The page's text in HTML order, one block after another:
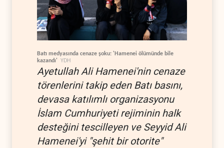
Batı medyasında cenaze şoku: 'Hamenei ölümünde bile
kazandı' YDH
Ayetullah Ali Hamenei'nin cenaze
törenlerini takip eden Batı basını,
devasa katılımlı organizasyonu
İslam Cumhuriyeti rejiminin halk
desteğini tescilleyen ve Seyyid Ali
Hamenei'yi "şehit bir otorite"